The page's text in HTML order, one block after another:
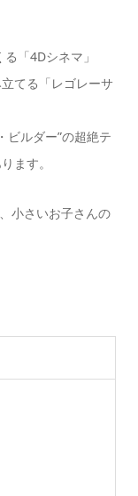
「4Dシネマ」
てる「レゴレーサ
ビルダー”の超絶テ
ます。
小さいお子さんの